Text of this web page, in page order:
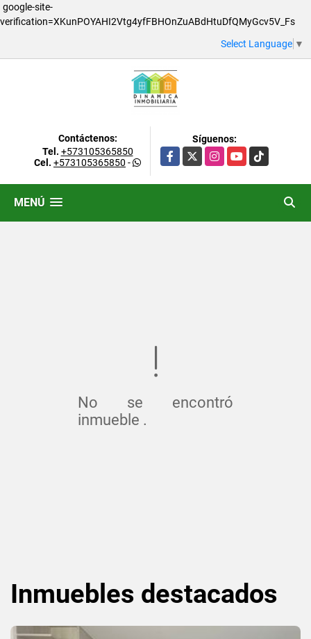
google-site-
verification=XKunPOYAHI2Vtg4yfFBHOnZuABdHtuDfQMyGcv5V_Fs
Select Language ▼
Contáctenos:
Tel. +573105365850
Cel. +573105365850 -
Síguenos:
Facebook
X InstagramYouTubeTikTok
MENÚ
No se encontró
inmueble .
Inmuebles destacados